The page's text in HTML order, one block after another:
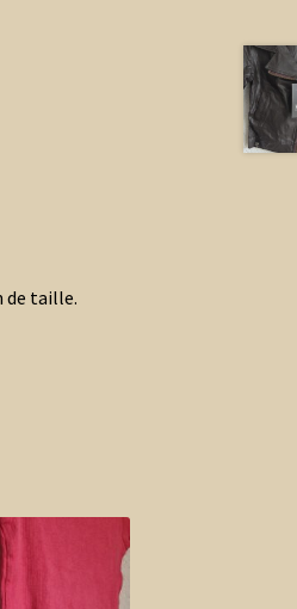
de taille.